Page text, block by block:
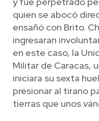
quien se abocó
ensañó con Brito.
ingresaran
en este caso, la
Militar de Caracas,
iniciara su sexta
presionar al tirano
tierras que unos